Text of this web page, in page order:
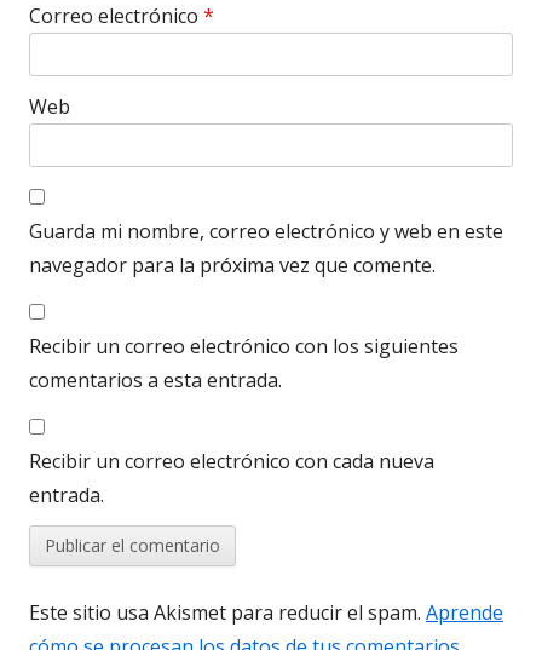
Correo electrónico *
Web
Guarda mi nombre, correo electrónico y web en este
navegador para la próxima vez que comente.
Recibir un correo electrónico con los siguientes
comentarios a esta entrada.
Recibir un correo electrónico con cada nueva
entrada.
Este sitio usa Akismet para reducir el spam. Aprende